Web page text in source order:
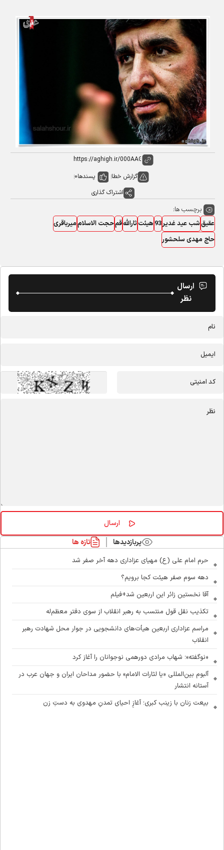
گزارش خطا پسندها0
اشتراک گذاری
برچسب ها:
عقیقشب عید غدیر93هیئتثاراللهقمحجت الاسلاممیرباقری
حاج مهدی سلحشور
ارسال
نظر
پربازدیدها تازه ها
حرم امام علی (ع) مهیای عزاداری دهه آخر صفر شد
دهه سوم صفر هیئت کجا برویم؟
آقا نخستین زائر این اربعین شد+فیلم
تکذیب نقل قول منتسب به رهبر انقلاب از سوی دفتر معظم‌له
مراسم عزاداری اربعین هیأت‌های دانشجویی در جوار محل شهادت رهبر
انقلاب
«نوگفته»؛ شهاب مرادی دورهمی نوجوانان را آغاز کرد
آلبوم بین‌المللی «یا لثارات الامام» با حضور مداحان ایران و جهان عرب در
آستانه انتشار
بیعت زنان با زینب کبری؛ آغازِ احیای تمدنِ مهدوی به دستِ زن